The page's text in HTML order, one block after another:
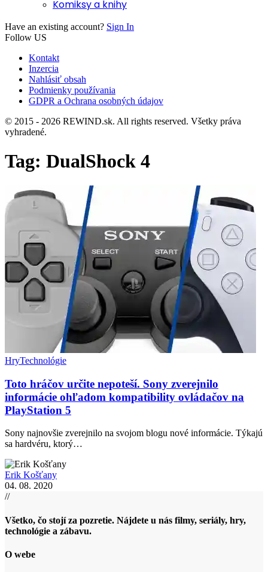
Komiksy a knihy
Have an existing account? Sign In
Follow US
Kontakt
Inzercia
Nahlásiť obsah
Podmienky používania
GDPR a Ochrana osobných údajov
© 2015 - 2026 REWIND.sk. All rights reserved. Všetky práva
vyhradené.
Tag: DualShock 4
HryTechnológie
Toto hráčov určite nepoteší. Sony zverejnilo
informácie ohľadom kompatibility ovládačov na
PlayStation 5
Sony najnovšie zverejnilo na svojom blogu nové informácie. Týkajú
sa hardvéru, ktorý…
Erik Košťany
04. 08. 2020
//
Všetko, čo stojí za pozretie. Nájdete u nás filmy, seriály, hry,
technológie a zábavu.
O webe